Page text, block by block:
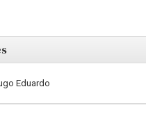
Eduardo